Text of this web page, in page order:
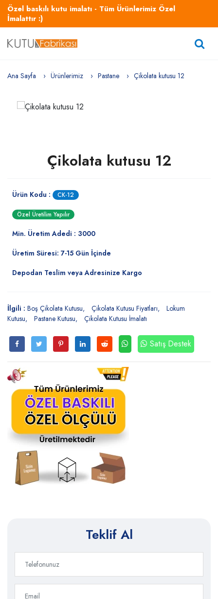
Özel baskılı kutu imalatı - Tüm Ürünlerimiz Özel
İmalattır :)
Ana Sayfa Ürünlerimiz Pastane Çikolata kutusu 12
Çikolata kutusu 12
Ürün Kodu : CK-12
Özel Üretilim Yapılır
Min. Üretim Adedi : 3000
Üretim Süresi: 7-15 Gün İçinde
Depodan Teslim veya Adresinize Kargo
İlgili : Boş Çikolata Kutusu Çikolata Kutusu Fiyatları
Lokum
Kutusu
Pastane Kutusu Çikolata Kutusu İmalatı
Satış Destek
Teklif Al